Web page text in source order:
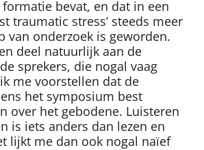
bevat, en dat in een
traumatic stress’ steeds meer
van onderzoek is geworden.
deel natuurlijk aan de
sprekers, die nogal vaag
me voorstellen dat de
het symposium best
over het gebodene. Luisteren
is iets anders dan lezen en
lijkt me dan ook nogal naïef